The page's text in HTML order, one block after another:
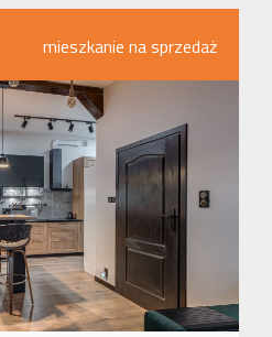
mieszkanie na sprzedaż